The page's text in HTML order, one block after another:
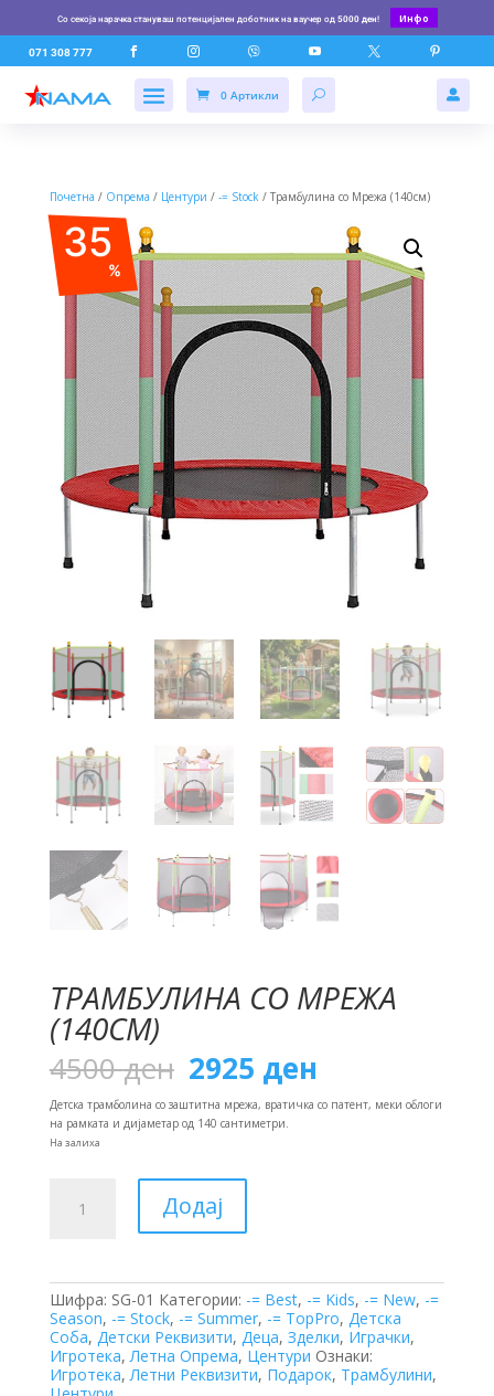
Со секоја нарачка стануваш потенцијален доботник на ваучер од 5000 ден! Инфо
071 308 777      
0 Артикли 
Почетна / Опрема / Центури / -= Stock/ Трамбулина со Мрежа (140см)
35
%
ТРАМБУЛИНА СО МРЕЖА
(140СМ)
4500ден Original
price
was:
4500 ден.
2925 ден
is:2925 ден.
Детска трамболина со заштитна мрежа, вратичка со патент, меки облоги
на рамката и дијаметар од 140 сантиметри.
На залиха
Додај
Шифра: SG-01 Категории: -= Best, -= Kids, -= New, -=
Season, -= Stock, -= Summer, -= TopPro, Детска
Соба, Детски Реквизити, Деца, Зделки, Играчки,
Игротека,Летна Опрема, Центури Ознаки:
Игротека,Летни Реквизити, Подарок, Трамбулини,